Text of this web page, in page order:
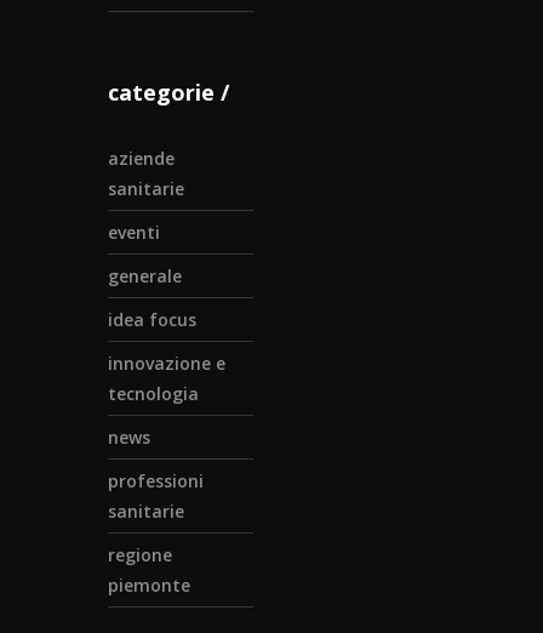
categorie
aziende
sanitarie
eventi
generale
idea focus
innovazione e
tecnologia
news
professioni
sanitarie
regione
piemonte